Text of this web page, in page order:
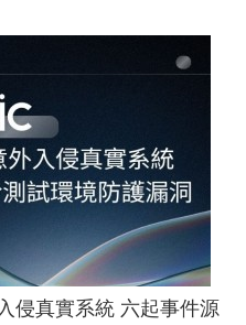
侵真實系統 六起事件源